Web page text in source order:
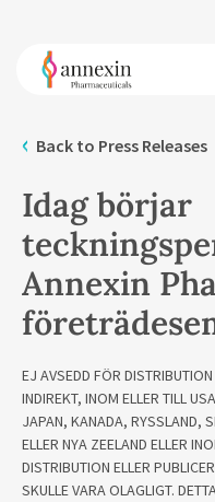
Back to Press Releases
Idag börjar
Annexin
EJ AVSEDD FÖR
INDIREKT, INOM ELLER TILL
JAPAN, KANADA, RYSSLAND,
ELLER NYA ZEELAND ELLER
DISTRIBUTION ELLER
SKULLE VARA OLAGLIGT.